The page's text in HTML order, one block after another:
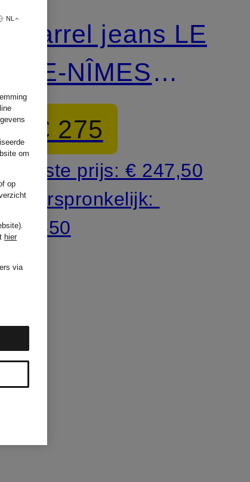
Barrel jeans LE
DE-NÎMES
OVALO
€ 275
Beste prijs: € 247,50
Oorspronkelijk:
€ 550
NL
om
op
hier
via